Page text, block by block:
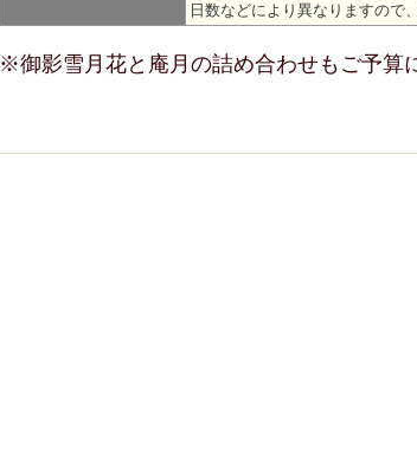
日数などにより異なりますので
※御影雪月花と庵月の詰め合わせもご予算